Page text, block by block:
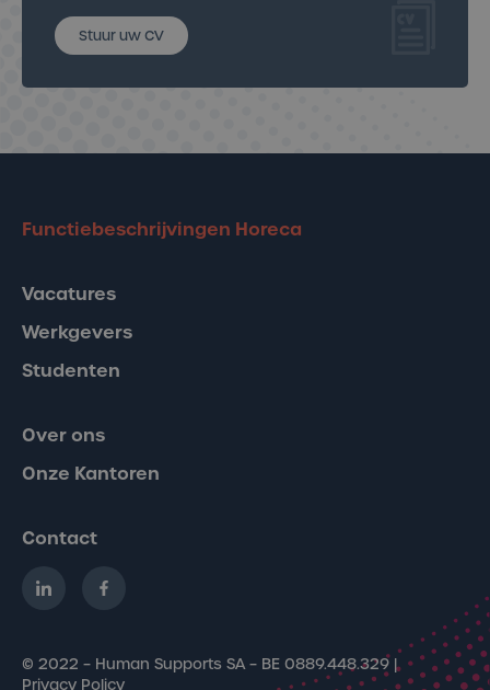
Stuur uw CV
Functiebeschrijvingen Horeca
Vacatures
Werkgevers
Studenten
Over ons
Onze Kantoren
Contact
© 2022 – Human Supports SA – BE 0889.448.329 |
Privacy Policy